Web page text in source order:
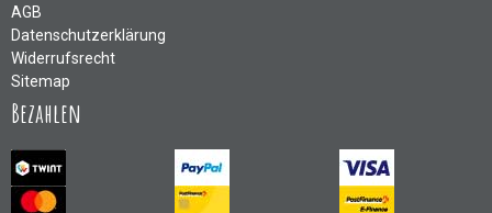
AGB
Datenschutzerklärung
Widerrufsrecht
Sitemap
Bezahlen